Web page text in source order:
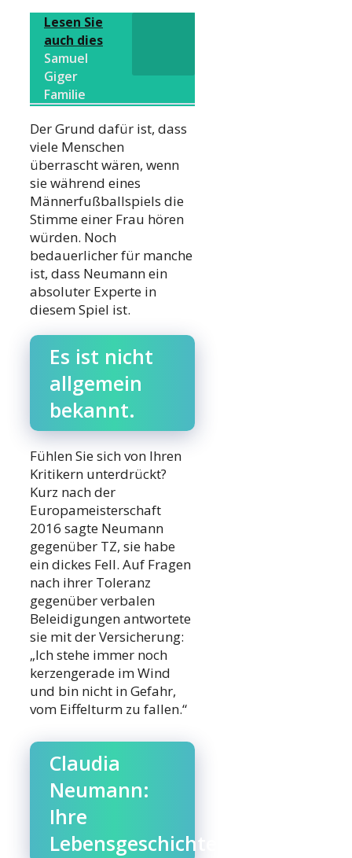
Lesen Sie
auch dies
Samuel
Giger
Familie
Der Grund dafür ist, dass
viele Menschen
überrascht wären, wenn
sie während eines
Männerfußballspiels die
Stimme einer Frau hören
würden. Noch
bedauerlicher für manche
ist, dass Neumann ein
absoluter Experte in
diesem Spiel ist.
Es ist nicht
allgemein
bekannt.
Fühlen Sie sich von Ihren
Kritikern unterdrückt?
Kurz nach der
Europameisterschaft
2016 sagte Neumann
gegenüber TZ, sie habe
ein dickes Fell. Auf Fragen
nach ihrer Toleranz
gegenüber verbalen
Beleidigungen antwortete
sie mit der Versicherung:
„Ich stehe immer noch
kerzengerade im Wind
und bin nicht in Gefahr,
vom Eiffelturm zu fallen.“
Claudia
Neumann:
Ihre
Lebensgeschichte